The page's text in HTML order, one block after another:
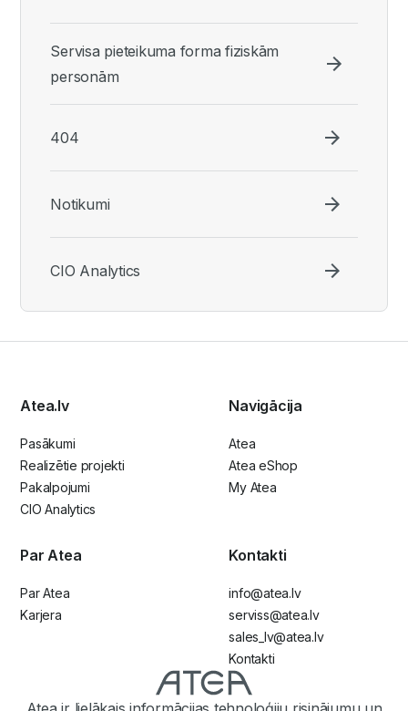
Servisa pieteikuma forma fiziskām
personām
404
Notikumi
CIO Analytics
Atea.lv
Pasākumi
Realizētie projekti
Pakalpojumi
CIO Analytics
Navigācija
Atea
Atea eShop
My Atea
Par Atea
Par Atea
Karjera
Kontakti
info@atea.lv
serviss@atea.lv
sales_lv@atea.lv
Kontakti